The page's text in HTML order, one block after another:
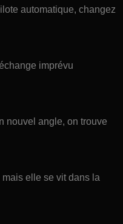
automatique, changez
imprévu
nouvel angle, on trouve
mais elle se vit dans la